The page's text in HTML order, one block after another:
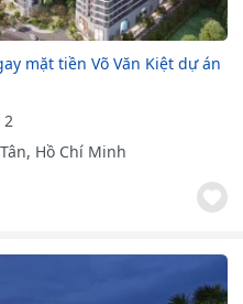
mặt tiền Võ Văn Kiệt dự án
2
Hồ Chí Minh